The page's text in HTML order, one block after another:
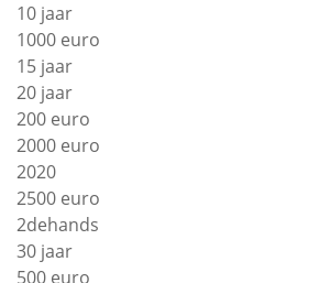
10 jaar
1000 euro
15 jaar
20 jaar
200 euro
2000 euro
2020
2500 euro
2dehands
30 jaar
500 euro